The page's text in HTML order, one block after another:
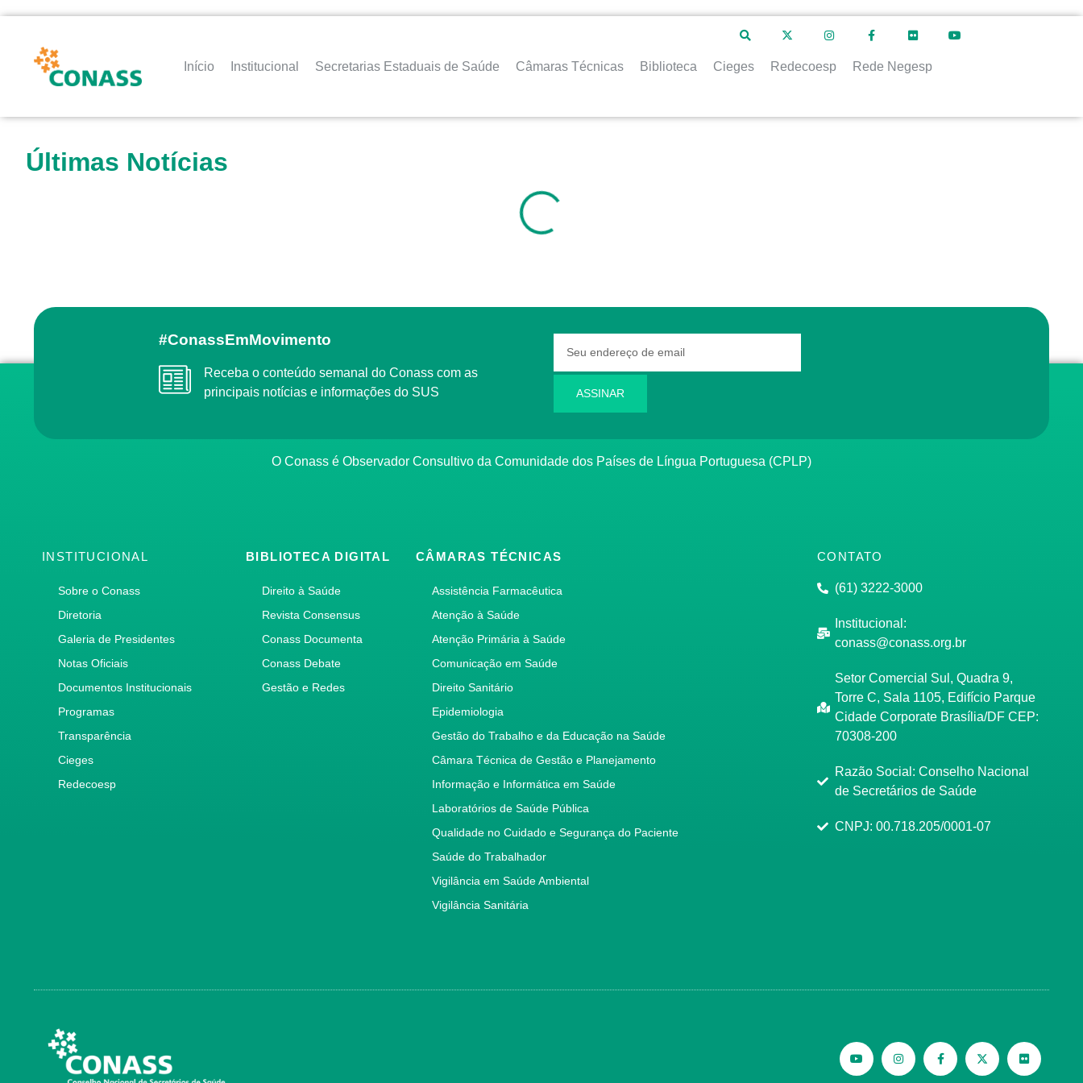
Início Institucional Secretarias Estaduais de Saúde Câmaras Técnicas Biblioteca Cieges Redecoesp Rede Negesp
Últimas Notícias
#ConassEmMovimento
Receba o conteúdo semanal do Conass com as
principais notícias e informações do SUS
ASSINAR
O Conass é Observador Consultivo da Comunidade dos Países de Língua Portuguesa (CPLP)
INSTITUCIONAL
Sobre o Conass
Diretoria
Galeria de Presidentes
Notas Oficiais
Documentos Institucionais
Programas
Transparência
Cieges
Redecoesp
BIBLIOTECA DIGITAL
Direito à Saúde
Revista Consensus
Conass Documenta
Conass Debate
Gestão e Redes
CÂMARAS TÉCNICAS
Assistência Farmacêutica
Atenção à Saúde
Atenção Primária à Saúde
Comunicação em Saúde
Direito Sanitário
Epidemiologia
Gestão do Trabalho e da Educação na Saúde
Câmara Técnica de Gestão e Planejamento
Informação e Informática em Saúde
Laboratórios de Saúde Pública
Qualidade no Cuidado e Segurança do Paciente
Saúde do Trabalhador
Vigilância em Saúde Ambiental
Vigilância Sanitária
CONTATO
(61) 3222-3000
Institucional:
conass@conass.org.br
Setor Comercial Sul, Quadra 9,
Torre C, Sala 1105, Edifício Parque
Cidade Corporate Brasília/DF CEP:
70308-200
Razão Social: Conselho Nacional
de Secretários de Saúde
CNPJ: 00.718.205/0001-07